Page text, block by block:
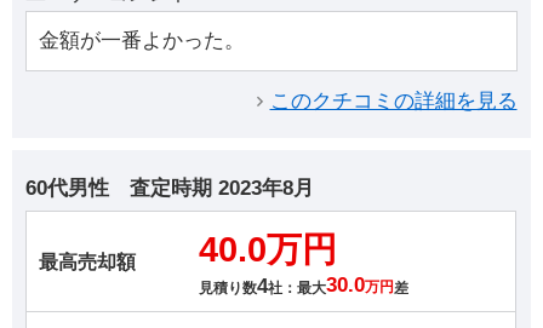
金額が一番よかった。
このクチコミの詳細を見る
60代男性 査定時期 2023年8月
最高売却額 40.0万円
見積り数4社：最大30.0万円 差